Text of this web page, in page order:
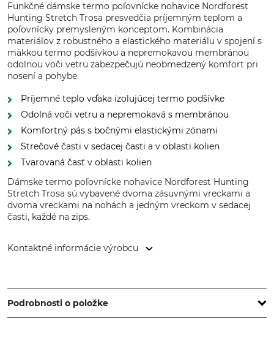
Funkčné dámske termo poľovnícke nohavice Nordforest
Hunting Stretch Trosa presvedčia príjemným teplom a
poľovnícky premysleným konceptom. Kombinácia
materiálov z robustného a elastického materiálu v spojení s
mäkkou termo podšívkou a nepremokavou membránou
odolnou voči vetru zabezpečujú neobmedzený komfort pri
nosení a pohybe.
Príjemné teplo vďaka izolujúcej termo podšívke
Odolná voči vetru a nepremokavá s membránou
Komfortný pás s bočnými elastickými zónami
Strečové časti v sedacej časti a v oblasti kolien
Tvarovaná časť v oblasti kolien
Dámske termo poľovnícke nohavice Nordforest Hunting
Stretch Trosa sú vybavené dvoma zásuvnými vreckami a
dvoma vreckami na nohách a jedným vreckom v sedacej
časti, každé na zips.
Kontaktné informácie výrobcu
www.grube.de
Podrobnosti o položke